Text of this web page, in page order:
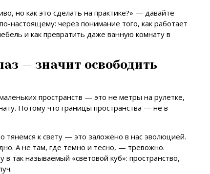
но как это сделать на практике?» — давайте
настоящему: через понимание того, как работает
и как превратить даже ванную комнату в
— значит освободить
пространств — это не метры на рулетке,
Потому что границы пространства — не в
тянемся к свету — это заложено в нас эволюцией.
А не там, где темно и тесно, — тревожно.
так называемый «световой куб»: пространство,